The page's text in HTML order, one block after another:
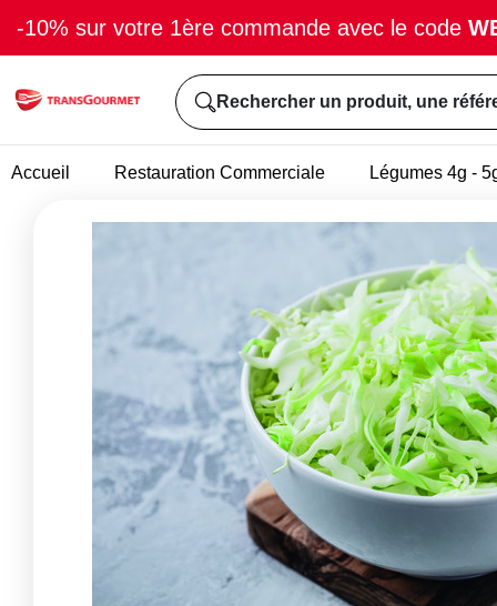
-10% sur votre 1ère commande avec le code
Rechercher un produit, une
Accueil Restauration Commerciale Légumes 4g -